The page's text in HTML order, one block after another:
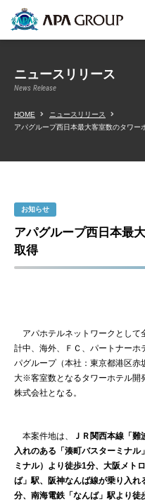
ニュースリリース
News Release
HOME
ニュースリリース
アパグループ西日本最大客室数のタワー
お知らせ
アパグループ西日本最
取得
アパホテルネットワークとして
計中、海外、ＦＣ、パートナーホ
パグループ（本社：東京都港区
大※客室数となるタワーホテル開
株式会社となる。
本案件地は、
ＪＲ関西本線「
入れのある「湊町バスターミナ
ミナル）より徒歩1分、大阪メト
ば」駅、阪神なんば線が乗り入れ
分、南海電鉄「なんば」駅より徒